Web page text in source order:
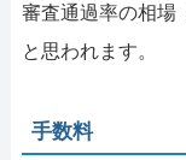
審査通過率の相場
と思われます。
手数料